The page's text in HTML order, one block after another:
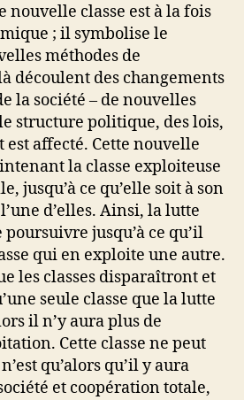
nouvelle classe est à la fois
; il symbolise le
méthodes de
découlent des changements
la société – de nouvelles
structure politique, des lois,
est affecté. Cette nouvelle
la classe exploiteuse
jusqu’à ce qu’elle soit à son
d’elles. Ainsi, la lutte
jusqu’à ce qu’il
qui en exploite une autre.
les classes disparaîtront et
seule classe que la lutte
il n’y aura plus de
Cette classe ne peut
qu’alors qu’il y aura
et coopération totale,